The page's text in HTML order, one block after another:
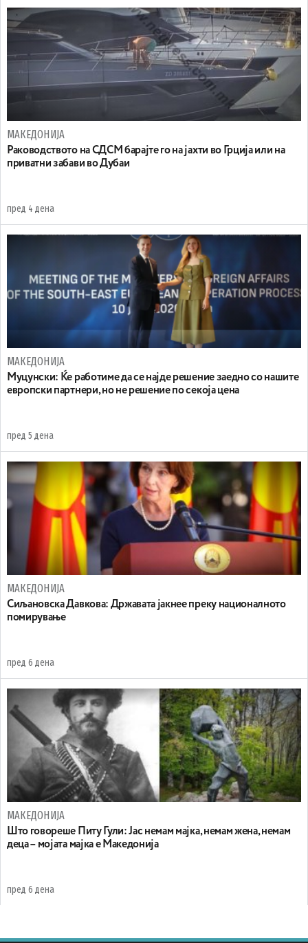
МАКЕДОНИЈА
Раководството на СДСМ барајте го на јахти во Грција или на
приватни забави во Дубаи
пред 4 дена
МАКЕДОНИЈА
Муцунски: Ќе работиме да се најде решение заедно со нашите
европски партнери, но не решение по секоја цена
пред 5 дена
МАКЕДОНИЈА
Сиљановска Давкова: Државата јакнее преку националното
помирување
пред 6 дена
МАКЕДОНИЈА
Што говореше Питу Гули: Јас немам мајка, немам жена, немам
деца – мојата мајка е Македонија
пред 6 дена